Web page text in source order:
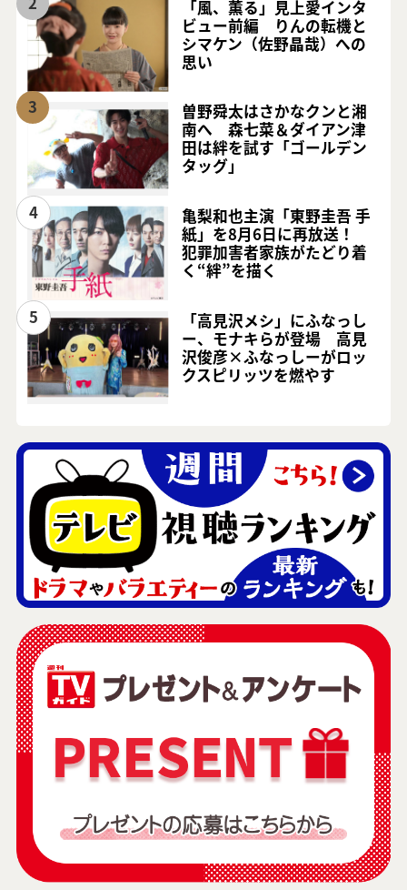
「風、薫る」見上愛インタ
ビュー前編 りんの転機と
シマケン（佐野晶哉）への
思い
3
曽野舜太はさかなクンと湘
南へ 森七菜＆ダイアン津
田は絆を試す「ゴールデン
タッグ」
4
亀梨和也主演「東野圭吾 手
紙」を8月6日に再放送！
犯罪加害者家族がたどり着
く“絆”を描く
5
「高見沢メシ」にふなっし
ー、モナキらが登場 高見
沢俊彦×ふなっしーがロッ
クスピリッツを燃やす